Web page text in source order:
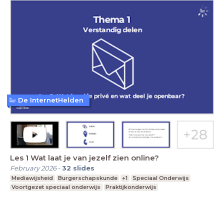
Les 1 Wat laat je van jezelf zien online?
February 2026-32 slides
Mediawijsheid Burgerschapskunde +1
Speciaal Onderwijs
Voortgezet speciaal onderwijs
Praktijkonderwijs
De InternetHelden